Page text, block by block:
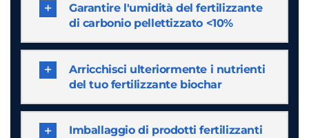
Garantire l'umidità del fertilizzante
di carbonio pellettizzato <10%
Arricchisci ulteriormente i nutrienti
del tuo fertilizzante biochar
Imballaggio di prodotti fertilizzanti